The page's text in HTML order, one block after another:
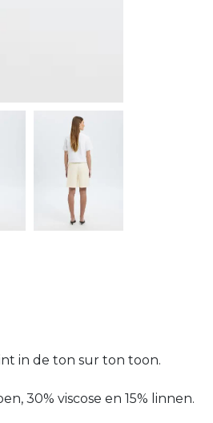
in de ton sur ton toon.
30% viscose en 15% linnen.